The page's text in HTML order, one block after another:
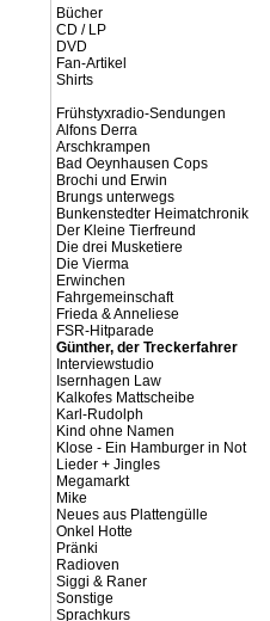
Bücher
CD / LP
DVD
Fan-Artikel
Shirts
Frühstyxradio-Sendungen
Alfons Derra
Arschkrampen
Bad Oeynhausen Cops
Brochi und Erwin
Brungs unterwegs
Bunkenstedter Heimatchronik
Der Kleine Tierfreund
Die drei Musketiere
Die Vierma
Erwinchen
Fahrgemeinschaft
Frieda & Anneliese
FSR-Hitparade
Günther, der Treckerfahrer
Interviewstudio
Isernhagen Law
Kalkofes Mattscheibe
Karl-Rudolph
Kind ohne Namen
Klose - Ein Hamburger in Not
Lieder + Jingles
Megamarkt
Mike
Neues aus Plattengülle
Onkel Hotte
Pränki
Radioven
Siggi & Raner
Sonstige
Sprachkurs